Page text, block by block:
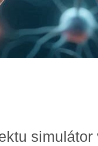
simulátor